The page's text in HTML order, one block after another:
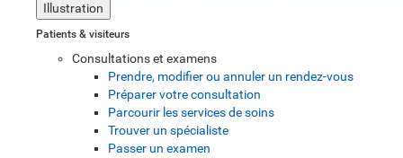
Illustration
Patients & visiteurs
Consultations et examens
Prendre, modifier ou annuler un rendez-vous
Préparer votre consultation
Parcourir les services de soins
Trouver un spécialiste
Passer un examen